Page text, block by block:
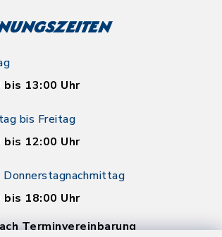
bis 13:00 Uhr
bis Freitag
bis 12:00 Uhr
bis 18:00 Uhr
Terminvereinbarung